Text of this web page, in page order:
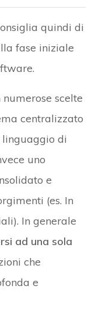
quindi di
fase iniziale
scelte
centralizzato
linguaggio di
uno
e
(es. In
In generale
ad una sola
che
e